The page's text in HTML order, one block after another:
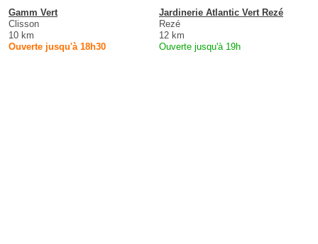
Gamm Vert
Clisson
10 km
Ouverte jusqu'à 18h30
Jardinerie Atlantic Vert Rezé
Rezé
12 km
Ouverte jusqu'à 19h